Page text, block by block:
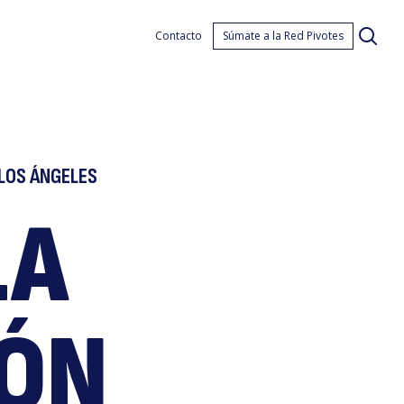
Contacto Súmate a la Red Pivotes
ÁNGELES